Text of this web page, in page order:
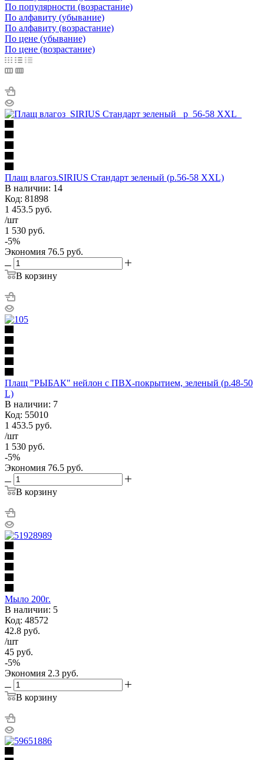
По популярности (возрастание)
По алфавиту (убывание)
По алфавиту (возрастание)
По цене (убывание)
По цене (возрастание)
Плащ влагоз.SIRIUS Стандарт зеленый (р.56-58 ХXL)
В наличии: 14
Код: 81898
1 453.5 руб.
/шт
1 530 руб.
-5%
Экономия 76.5 руб.
В корзину
Плащ "РЫБАК" нейлон с ПВХ-покрытием, зеленый (р.48-50
L)
В наличии: 7
Код: 55010
1 453.5 руб.
/шт
1 530 руб.
-5%
Экономия 76.5 руб.
В корзину
Мыло 200г.
В наличии: 5
Код: 48572
42.8 руб.
/шт
45 руб.
-5%
Экономия 2.3 руб.
В корзину